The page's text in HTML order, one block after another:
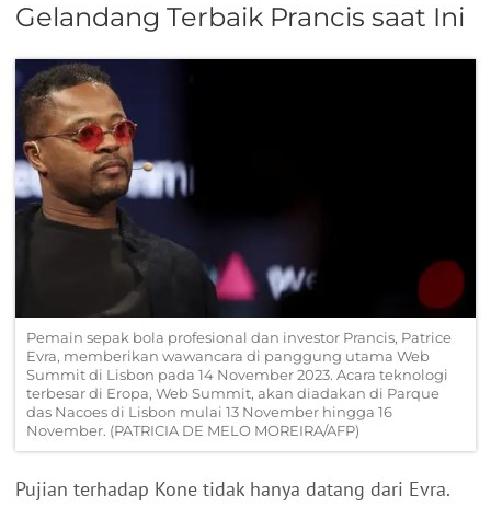
Gelandang Terbaik Prancis saat Ini
Pemain sepak bola profesional dan investor Prancis, Patrice
Evra, memberikan wawancara di panggung utama Web
Summit di Lisbon pada 14 November 2023. Acara teknologi
terbesar di Eropa, Web Summit, akan diadakan di Parque
das Nacoes di Lisbon mulai 13 November hingga 16
November. (PATRICIA DE MELO MOREIRA/AFP)
Pujian terhadap Kone tidak hanya datang dari Evra.